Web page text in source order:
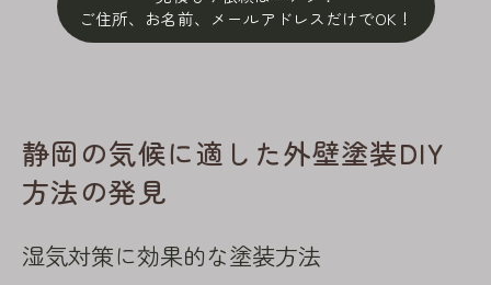
ご住所、お名前、メールアドレスだけでOK！
静岡の気候に適した外壁塗装DIY
方法の発見
湿気対策に効果的な塗装方法